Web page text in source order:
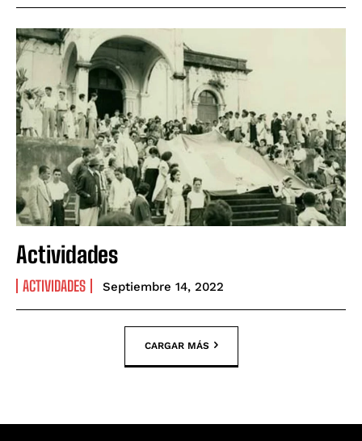
Actividades
ACTIVIDADES Septiembre 14, 2022
CARGAR MÁS